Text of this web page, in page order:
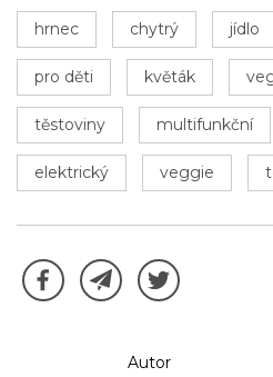
hrnec chytrý jídlo
pro děti květák
těstoviny multifunkční
elektrický veggie
Autor